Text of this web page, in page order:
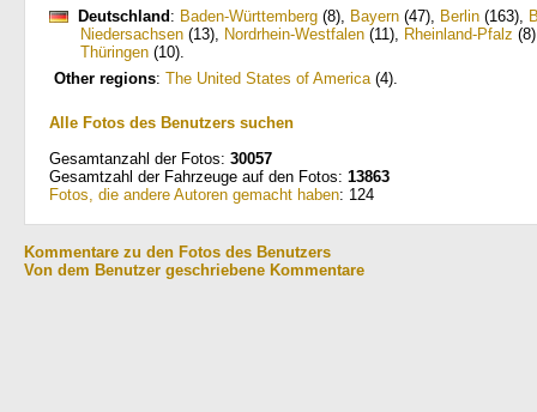
Deutschland : Baden-Württemberg (8), Bayern (47), Berlin (163),
Niedersachsen (13), Nordrhein-Westfalen (11), Rheinland-Pfalz (8)
Thüringen (10).
Other regions: The United States of America(4).
Alle Fotos des Benutzers suchen
Gesamtanzahl der Fotos: 30057
Gesamtzahl der Fahrzeuge auf den Fotos: 13863
Fotos, die andere Autoren gemacht haben: 124
Kommentare zu den Fotos des Benutzers
Von dem Benutzer geschriebene Kommentare